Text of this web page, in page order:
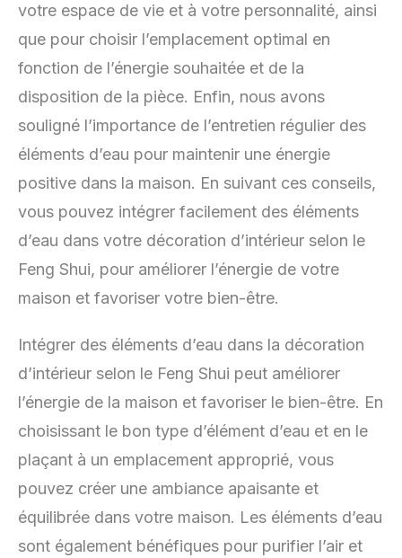
votre espace de vie et à votre personnalité, ainsi
que pour choisir l’emplacement optimal en
fonction de l’énergie souhaitée et de la
disposition de la pièce. Enfin, nous avons
souligné l’importance de l’entretien régulier des
éléments d’eau pour maintenir une énergie
positive dans la maison. En suivant ces conseils,
vous pouvez intégrer facilement des éléments
d’eau dans votre décoration d’intérieur selon le
Feng Shui, pour améliorer l’énergie de votre
maison et favoriser votre bien-être.
Intégrer des éléments d’eau dans la décoration
d’intérieur selon le Feng Shui peut améliorer
l’énergie de la maison et favoriser le bien-être. En
choisissant le bon type d’élément d’eau et en le
plaçant à un emplacement approprié, vous
pouvez créer une ambiance apaisante et
équilibrée dans votre maison. Les éléments d’eau
sont également bénéfiques pour purifier l’air et